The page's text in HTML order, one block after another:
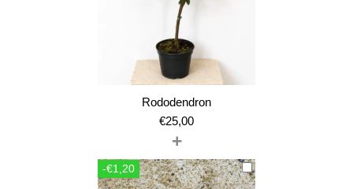
Rododendron
€25,00
+
-€1,20